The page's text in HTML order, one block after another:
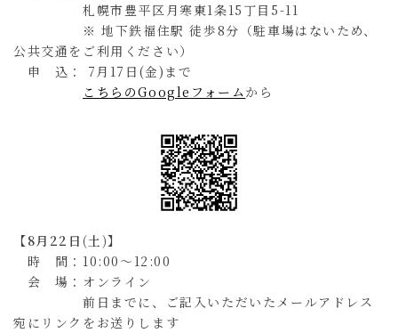
札幌市豊平区月寒東1条15丁目5-11
※ 地下鉄福住駅 徒歩8分（駐車場はないため、
公共交通をご利用ください）
申 込： 7月17日(金)まで
こちらのGoogleフォームから
【8月22日(土)】
時 間：10:00～12:00
会 場：オンライン
前日までに、ご記入いただいたメールアドレス
宛にリンクをお送りします